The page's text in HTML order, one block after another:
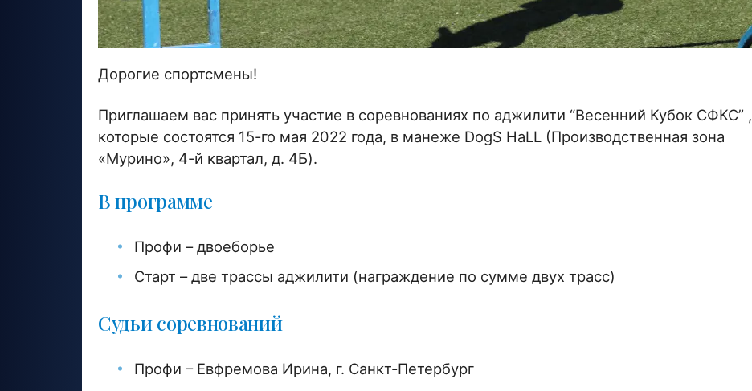
Дорогие спортсмены!
Приглашаем вас принять участие в соревнованиях по аджилити “Весенний Кубок СФКС” ,
которые состоятся 15-го мая 2022 года, в манеже DogS HaLL (Производственная зона
«Мурино», 4-й квартал, д. 4Б).
В программе
Профи – двоеборье
Старт – две трассы аджилити (награждение по сумме двух трасс)
Судьи соревнований
Профи – Евфремова Ирина, г. Санкт-Петербург